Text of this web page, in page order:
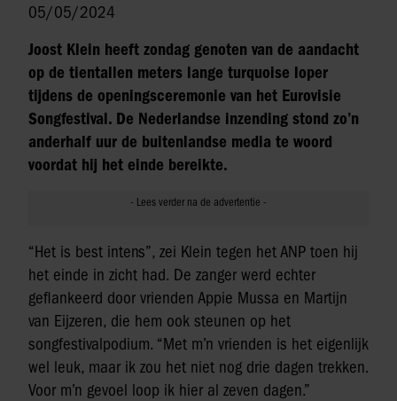
05/05/2024
Joost Klein heeft zondag genoten van de aandacht
op de tientallen meters lange turquoise loper
tijdens de openingsceremonie van het Eurovisie
Songfestival. De Nederlandse inzending stond zo’n
anderhalf uur de buitenlandse media te woord
voordat hij het einde bereikte.
“Het is best intens”, zei Klein tegen het ANP toen hij
het einde in zicht had. De zanger werd echter
geflankeerd door vrienden Appie Mussa en Martijn
van Eijzeren, die hem ook steunen op het
songfestivalpodium. “Met m’n vrienden is het eigenlijk
wel leuk, maar ik zou het niet nog drie dagen trekken.
Voor m’n gevoel loop ik hier al zeven dagen.”